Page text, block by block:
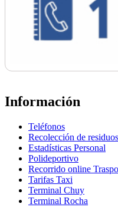
Información
Teléfonos
Recolección de
Estadísticas Personal
Polideportivo
Recorrido online
Tarifas Taxi
Terminal Chuy
Terminal Rocha